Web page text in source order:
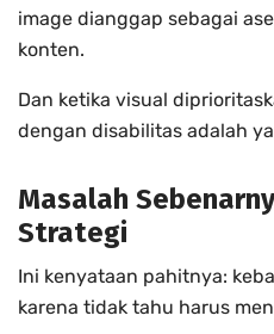
image dianggap sebagai
konten.
Dan ketika visual
dengan disabilitas adalah
Masalah
Strategi
Ini kenyataan pahitnya:
karena tidak tahu harus